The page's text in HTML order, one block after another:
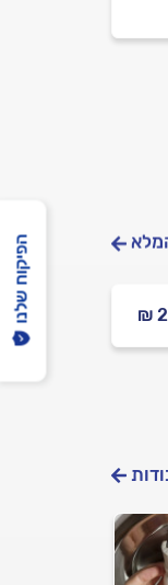
₪ הפיקוח שלנו